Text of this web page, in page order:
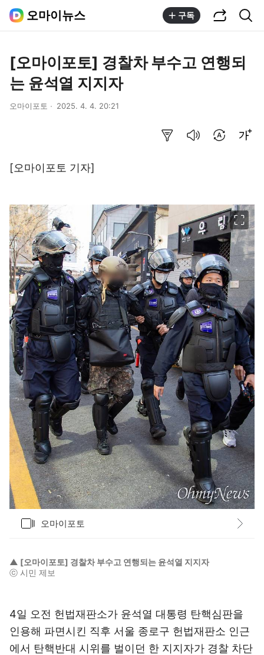
오마이뉴스 구독
[오마이포토] 경찰차 부수고 연행되
는 윤석열 지지자
오마이포토 2025. 4. 4. 20:21
[오마이포토 기자]
오마이포토
▲ [오마이포토] 경찰차 부수고 연행되는 윤석열 지지자
ⓒ 시민 제보
4일 오전 헌법재판소가 윤석열 대통령 탄핵심판을
인용해 파면시킨 직후 서울 종로구 헌법재판소 인근
에서 탄핵반대 시위를 벌이던 한 지지자가 경찰 차단